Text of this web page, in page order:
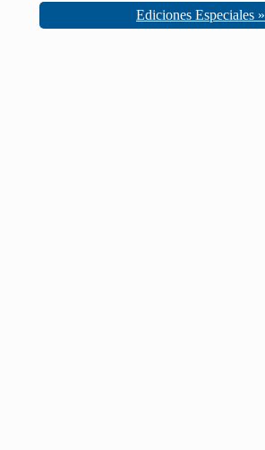
Ediciones Especiales »